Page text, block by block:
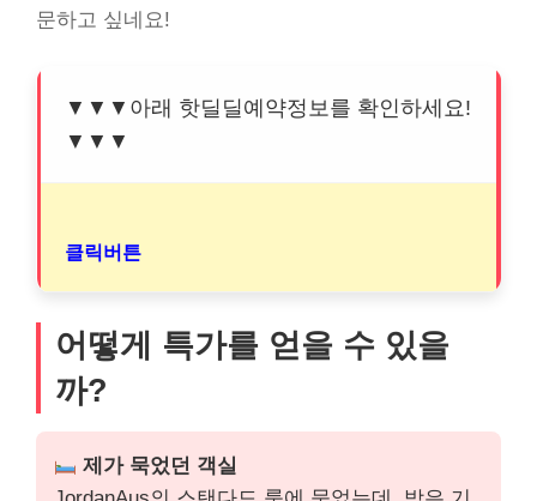
문하고 싶네요!
▼▼▼아래 핫딜딜예약정보를 확인하세요!
▼▼▼
클릭버튼
어떻게 특가를 얻을 수 있을
까?
제가 묵었던 객실